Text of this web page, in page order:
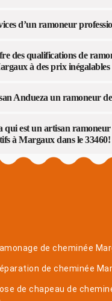
d’un ramoneur
des qualifications de
à des prix inégalables
Andueza un ramoneur
est un artisan ramoneur
à Margaux dans le 33460!
de cheminée
de cheminée
de chapeau de